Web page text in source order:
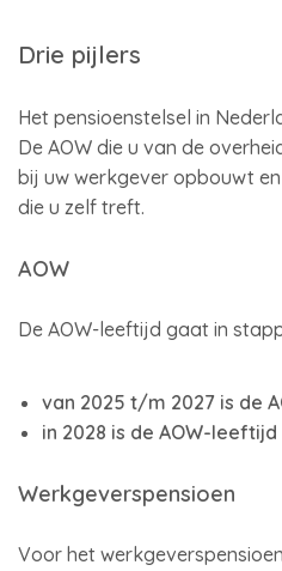
Drie pijlers
Het pensioenstelsel in
De AOW die u van de
bij uw werkgever opbouwt
die u zelf treft.
AOW
De AOW-leeftijd gaat in
van 2025 t/m 2027 is de
in 2028 is de AOW-
Werkgeverspensioen
Voor het